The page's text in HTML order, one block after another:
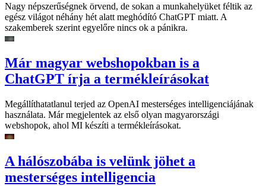
Nagy népszerűségnek örvend, de sokan a munkahelyüket féltik az
egész világot néhány hét alatt meghódító ChatGPT miatt. A
szakemberek szerint egyelőre nincs ok a pánikra.
Már magyar webshopokban is a
ChatGPT írja a termékleírásokat
Megállíthatatlanul terjed az OpenAI mesterséges intelligenciájának
használata. Már megjelentek az első olyan magyarországi
webshopok, ahol MI készíti a termékleírásokat.
A hálószobába is velünk jöhet a
mesterséges intelligencia